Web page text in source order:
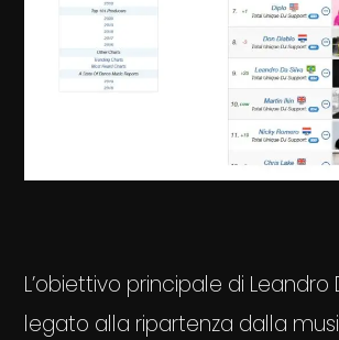
L’obiettivo principale di Leandro
legato alla ripartenza dalla